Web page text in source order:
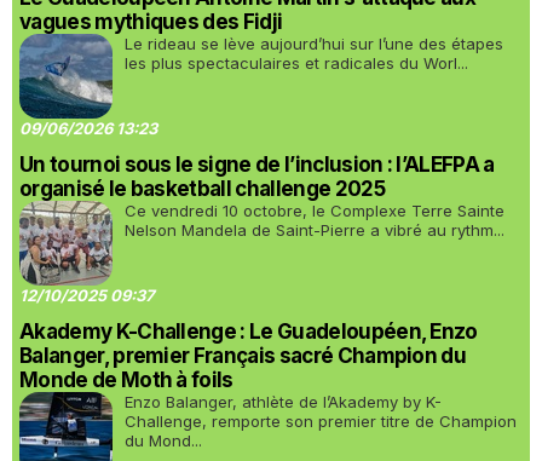
vagues mythiques des Fidji
Le rideau se lève aujourd’hui sur l’une des étapes
les plus spectaculaires et radicales du Worl...
09/06/2026 13:23
Un tournoi sous le signe de l’inclusion : l’ALEFPA a
organisé le basketball challenge 2025
Ce vendredi 10 octobre, le Complexe Terre Sainte
Nelson Mandela de Saint-Pierre a vibré au rythm...
12/10/2025 09:37
Akademy K-Challenge : Le Guadeloupéen, Enzo
Balanger, premier Français sacré Champion du
Monde de Moth à foils
Enzo Balanger, athlète de l’Akademy by K-
Challenge, remporte son premier titre de Champion
du Mond...